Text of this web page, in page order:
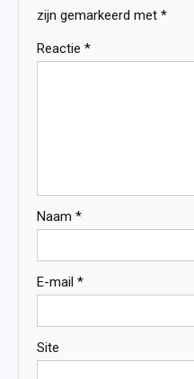
zijn gemarkeerd met *
Reactie *
Naam *
E-mail *
Site